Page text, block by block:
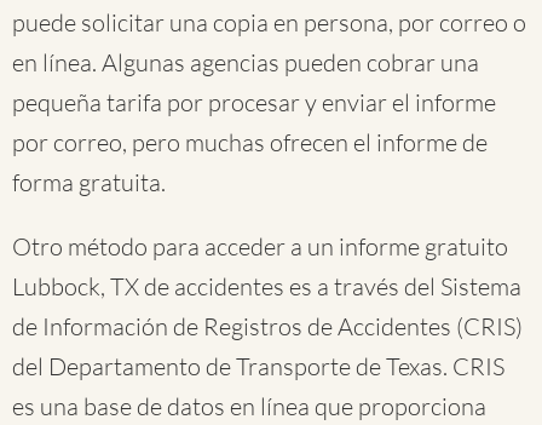
puede solicitar una copia en persona, por correo o
en línea. Algunas agencias pueden cobrar una
pequeña tarifa por procesar y enviar el informe
por correo, pero muchas ofrecen el informe de
forma gratuita.
Otro método para acceder a un informe gratuito
Lubbock, TX de accidentes es a través del Sistema
de Información de Registros de Accidentes (CRIS)
del Departamento de Transporte de Texas. CRIS
es una base de datos en línea que proporciona